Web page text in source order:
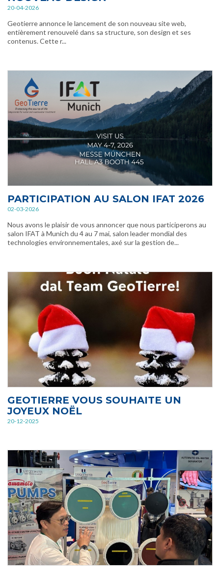
20-04-2026
Geotierre annonce le lancement de son nouveau site web,
entièrement renouvelé dans sa structure, son design et ses
contenus. Cette r...
PARTICIPATION AU SALON IFAT 2026
02-03-2026
Nous avons le plaisir de vous annoncer que nous participerons au
salon IFAT à Munich du 4 au 7 mai, salon leader mondial des
technologies environnementales, axé sur la gestion de...
GEOTIERRE VOUS SOUHAITE UN
JOYEUX NOËL
20-12-2025